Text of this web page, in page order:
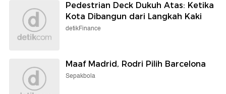
Pedestrian Deck Dukuh Atas: Ketika
Kota Dibangun dari Langkah Kaki
detikFinance
Maaf Madrid, Rodri Pilih Barcelona
Sepakbola